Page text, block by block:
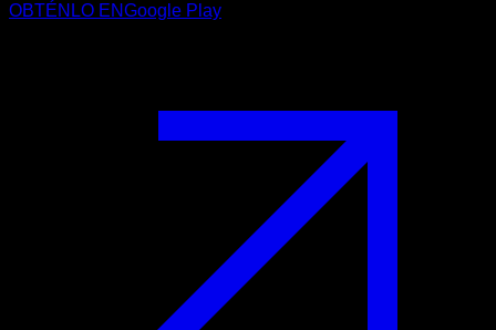
OBTÉNLO ENGoogle Play